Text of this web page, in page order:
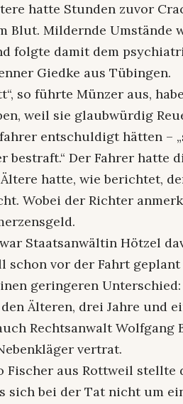
hatte Stunden zuvor
Blut. Mildernde Umstände
folgte damit dem
Giedke aus Tübingen.
so führte Münzer aus,
weil sie glaubwürdig
entschuldigt hätten –
bestraft.“ Der Fahrer hatte
hatte, wie berichtet,
Wobei der Richter
Staatsanwältin Hötzel
schon vor der Fahrt
geringeren
Älteren, drei Jahre und
Rechtsanwalt Wolfgang
vertrat.
Fischer aus Rottweil stellte
sich bei der Tat nicht um